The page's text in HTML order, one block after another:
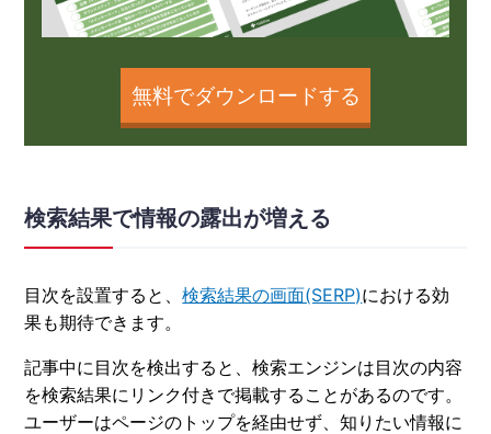
無料でダウンロードする
検索結果で情報の露出が増える
目次を設置すると、検索結果の画面(SERP)における効
果も期待できます。
記事中に目次を検出すると、検索エンジンは目次の内容
を検索結果にリンク付きで掲載することがあるのです。
ユーザーはページのトップを経由せず、知りたい情報に